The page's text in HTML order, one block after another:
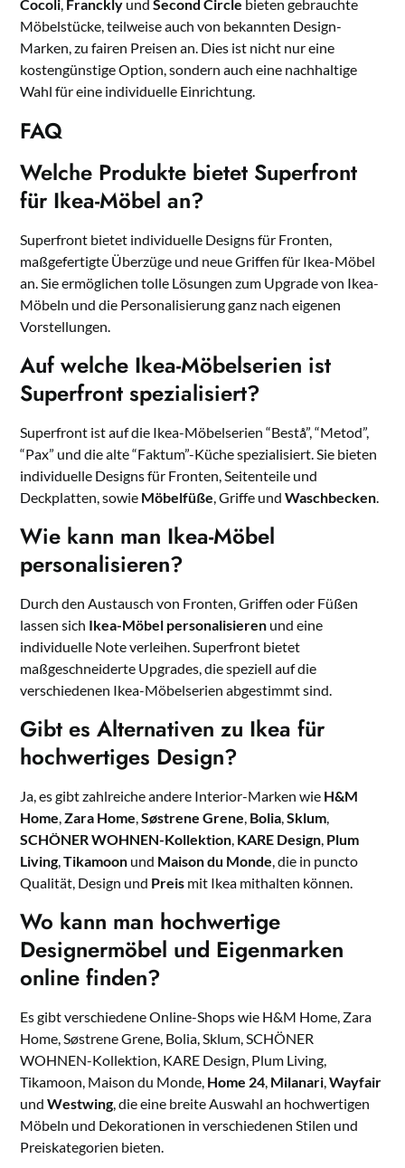
Cocoli, Franckly undSecond Circle bieten gebrauchte
Möbelstücke, teilweise auch von bekannten Design-
Marken, zu fairen Preisen an. Dies ist nicht nur eine
kostengünstige Option, sondern auch eine nachhaltige
Wahl für eine individuelle Einrichtung.
FAQ
Welche Produkte bietet Superfront
für Ikea-Möbel an?
Superfront bietet individuelle Designs für Fronten,
maßgefertigte Überzüge und neue Griffen für Ikea-Möbel
an. Sie ermöglichen tolle Lösungen zum Upgrade von Ikea-
Möbeln und die Personalisierung ganz nach eigenen
Vorstellungen.
Auf welche Ikea-Möbelserien ist
Superfront spezialisiert?
Superfront ist auf die Ikea-Möbelserien “Bestå”, “Metod”,
“Pax” und die alte “Faktum”-Küche spezialisiert. Sie bieten
individuelle Designs für Fronten, Seitenteile und
Deckplatten, sowie Möbelfüße, Griffe undWaschbecken.
Wie kann man Ikea-Möbel
personalisieren?
Durch den Austausch von Fronten, Griffen oder Füßen
lassen sich Ikea-Möbel personalisieren und eine
individuelle Note verleihen. Superfront bietet
maßgeschneiderte Upgrades, die speziell auf die
verschiedenen Ikea-Möbelserien abgestimmt sind.
Gibt es Alternativen zu Ikea für
hochwertiges Design?
Ja, es gibt zahlreiche andere Interior-Marken wie H&M
Home,Zara Home,Søstrene Grene, Bolia,Sklum,
SCHÖNER WOHNEN-Kollektion, KARE Design, Plum
Living,Tikamoon und Maison du Monde, die in puncto
Qualität, Design und Preis mit Ikea mithalten können.
Wo kann man hochwertige
Designermöbel und Eigenmarken
online finden?
Es gibt verschiedene Online-Shops wie H&M Home, Zara
Home, Søstrene Grene, Bolia, Sklum, SCHÖNER
WOHNEN-Kollektion, KARE Design, Plum Living,
Tikamoon, Maison du Monde, Home 24, Milanari,Wayfair
undWestwing, die eine breite Auswahl an hochwertigen
Möbeln und Dekorationen in verschiedenen Stilen und
Preiskategorien bieten.